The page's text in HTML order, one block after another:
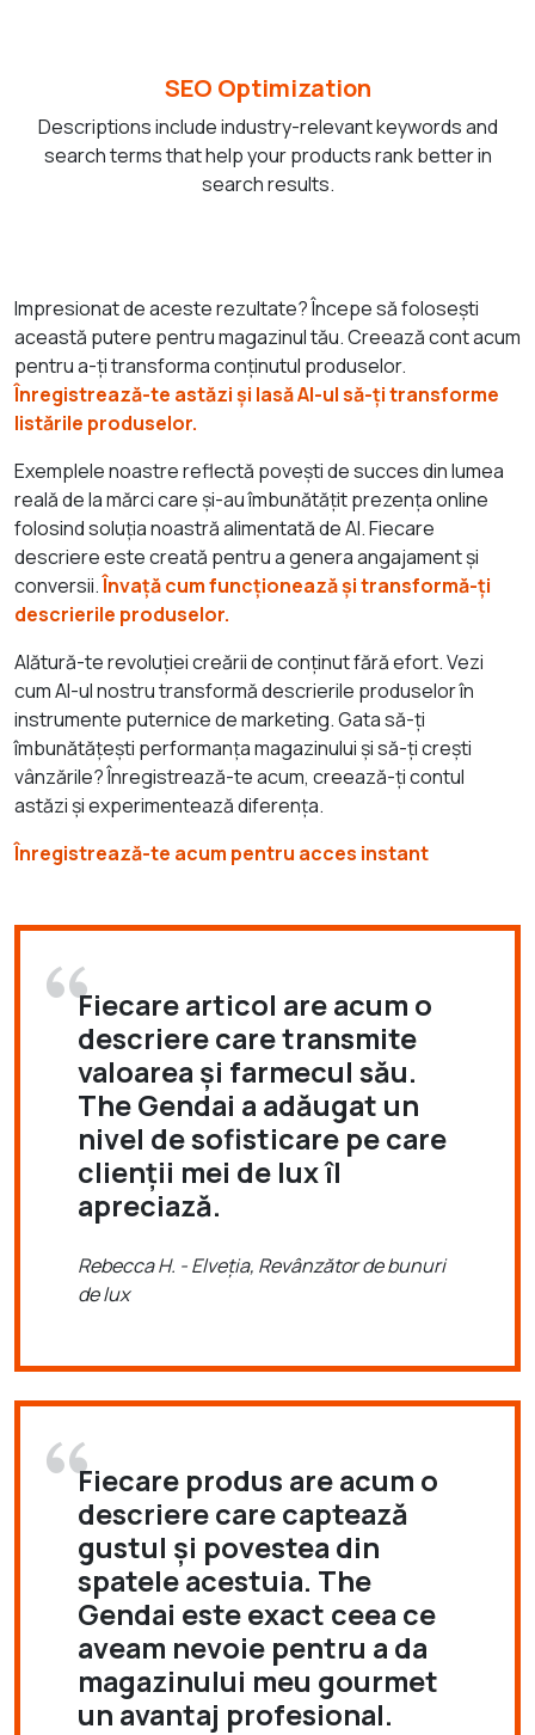
SEO Optimization
Descriptions include industry-relevant keywords and
search terms that help your products rank better in
search results.
Impresionat de aceste rezultate? Începe să folosești
această putere pentru magazinul tău. Creează cont acum
pentru a-ți transforma conținutul produselor.
Înregistrează-te astăzi și lasă AI-ul să-ți transforme
listările produselor.
Exemplele noastre reflectă povești de succes din lumea
reală de la mărci care și-au îmbunătățit prezența online
folosind soluția noastră alimentată de AI. Fiecare
descriere este creată pentru a genera angajament și
conversii.Învață cum funcționează și transformă-ți
descrierile produselor.
Alătură-te revoluției creării de conținut fără efort. Vezi
cum AI-ul nostru transformă descrierile produselor în
instrumente puternice de marketing. Gata să-ți
îmbunătățești performanța magazinului și să-ți crești
vânzările? Înregistrează-te acum, creează-ți contul
astăzi și experimentează diferența.
Înregistrează-te acum pentru acces instant
Fiecare articol are acum o
descriere care transmite
valoarea și farmecul său.
The Gendai a adăugat un
nivel de sofisticare pe care
clienții mei de lux îl
apreciază.
Rebecca H. - Elveția, Revânzător de bunuri
de lux
Fiecare produs are acum o
descriere care captează
gustul și povestea din
spatele acestuia. The
Gendai este exact ceea ce
aveam nevoie pentru a da
magazinului meu gourmet
un avantaj profesional.